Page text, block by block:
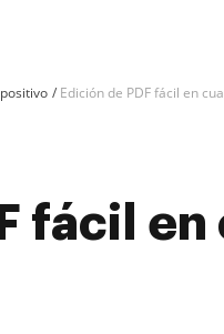
Edición de PDF fácil en
fácil